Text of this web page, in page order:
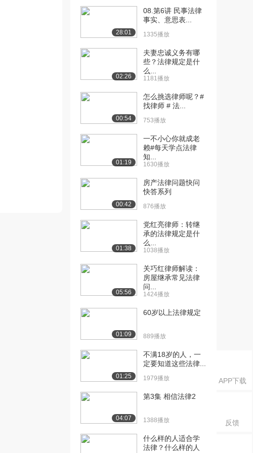
APP下载
反馈
[10] 经济基础知识 第一章
社会经济制度...
3822播放
08:30
[11] 经济基础知识 第一章
08:30
[12] 经济基础知识 第二章
11:26
[13] 经济基础知识 第二章
11:33
[14] 经济基础知识 第二章
商品经济的基...
09:43
[15] 经济基础知识 第二章
商品经济的基...
商品经济的基...
[17] 经济基础知识 第二章
商品经济的基...
[18] 经济基础知识 第二章
商品经济的基...
3321播放
[19] 经济基础知识 第二章
商品经济的基...
3319播放
[20] 经济基础知识 第二章
商品经济的基...
2767播放
28:01
08.第6讲 民事法律
事实、意思表...
1335播放
02:26
夫妻忠诚义务有哪
些？法律规定是什
么...
1181播放
00:54
怎么挑选律师呢？#
找律师 # 法...
753播放
01:19
一不小心你就成老
赖#每天学点法律
知...
1630播放
00:42
房产法律问题快问
快答系列
876播放
01:38
党红亮律师：转继
承的法律规定是什
么...
1038播放
05:56
关巧红律师解读：
房屋继承常见法律
问...
1424播放
01:09
60岁以上法律规定
889播放
01:25
不满18岁的人，一
定要知道这些法律...
1979播放
04:07
第3集 相信法律2
1388播放
什么样的人适合学
法律？什么样的人